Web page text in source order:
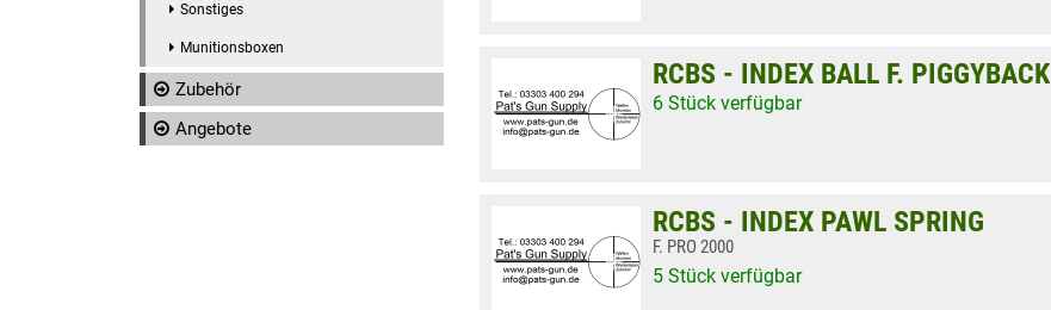
Sonstiges
Munitionsboxen
Zubehör
Angebote
RCBS - INDEX BALL F. PIGGYBACK
6 Stück verfügbar
RCBS - INDEX PAWL SPRING
F. PRO 2000
5 Stück verfügbar